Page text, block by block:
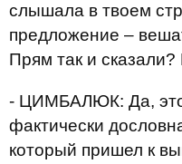
слышала в твоем
предложение –
Прям так и сказали?
- ЦИМБАЛЮК: Да,
фактически
который пришел к